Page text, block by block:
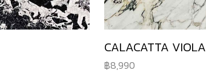
CALACATTA VIOLA
8,990